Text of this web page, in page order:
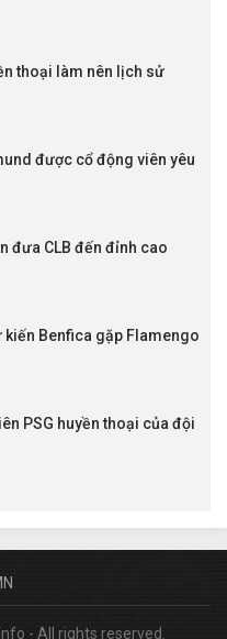
thoại làm nên lịch sử
được cổ động viên yêu
đưa CLB đến đỉnh cao
kiến Benfica gặp Flamengo
PSG huyền thoại của đội
- All rights reserved.